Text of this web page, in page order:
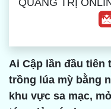
Ai Cập lần đầu tiên
trồng lúa mỳ bằng
khu vực sa mạc,